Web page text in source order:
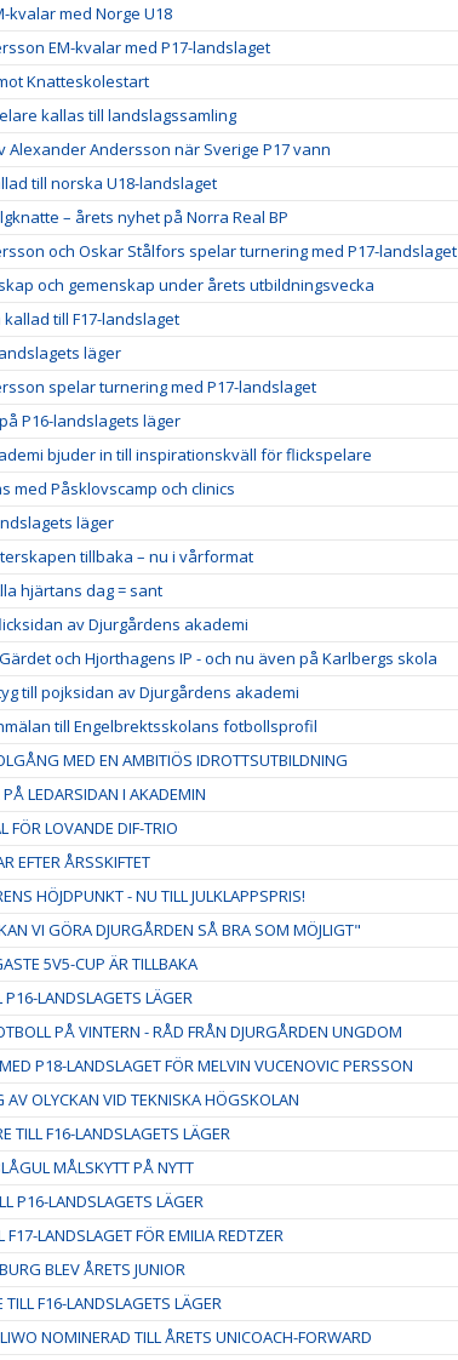
kvalar med Norge U18
EM-kvalar med P17-landslaget
Knatteskolestart
kallas till landslagssamling
Alexander Andersson när Sverige P17 vann
till norska U18-landslaget
– årets nyhet på Norra Real BP
och Oskar Stålfors spelar turnering med P17-landslaget
och gemenskap under årets utbildningsvecka
till F17-landslaget
läger
spelar turnering med P17-landslaget
P16-landslagets läger
bjuder in till inspirationskväll för flickspelare
med Påsklovscamp och clinics
läger
tillbaka – nu i vårformat
hjärtans dag = sant
av Djurgårdens akademi
och Hjorthagens IP - och nu även på Karlbergs skola
till pojksidan av Djurgårdens akademi
till Engelbrektsskolans fotbollsprofil
MED EN AMBITIÖS IDROTTSUTBILDNING
LEDARSIDAN I AKADEMIN
FÖR LOVANDE DIF-TRIO
EFTER ÅRSSKIFTET
HÖJDPUNKT - NU TILL JULKLAPPSPRIS!
VI GÖRA DJURGÅRDEN SÅ BRA SOM MÖJLIGT"
5V5-CUP ÄR TILLBAKA
P16-LANDSLAGETS LÄGER
PÅ VINTERN - RÅD FRÅN DJURGÅRDEN UNGDOM
P18-LANDSLAGET FÖR MELVIN VUCENOVIC PERSSON
AV OLYCKAN VID TEKNISKA HÖGSKOLAN
TILL F16-LANDSLAGETS LÄGER
MÅLSKYTT PÅ NYTT
P16-LANDSLAGETS LÄGER
F17-LANDSLAGET FÖR EMILIA REDTZER
BLEV ÅRETS JUNIOR
TILL F16-LANDSLAGETS LÄGER
NOMINERAD TILL ÅRETS UNICOACH-FORWARD